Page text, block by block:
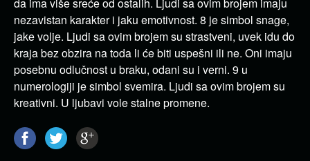
nezavistan karakter i jaku emotivnost. 8 je simbol snage,
jake volje. Ljudi sa ovim brojem su strastveni, uvek idu do
kraja bez obzira na toda li će biti uspešni ili ne. Oni imaju
posebnu odlučnost u braku, odani su i verni. 9 u
numerologiji je simbol svemira. Ljudi sa ovim brojem su
kreativni. U ljubavi vole stalne promene.